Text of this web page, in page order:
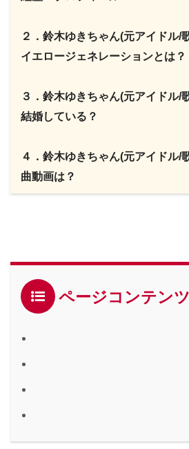
２．鈴木ゆきちゃん(元アイドル/
イエロージェネレーションとは？
３．鈴木ゆきちゃん(元アイドル/
結婚している？
４．鈴木ゆきちゃん(元アイドル/
曲動画は？
ページコンテンツ